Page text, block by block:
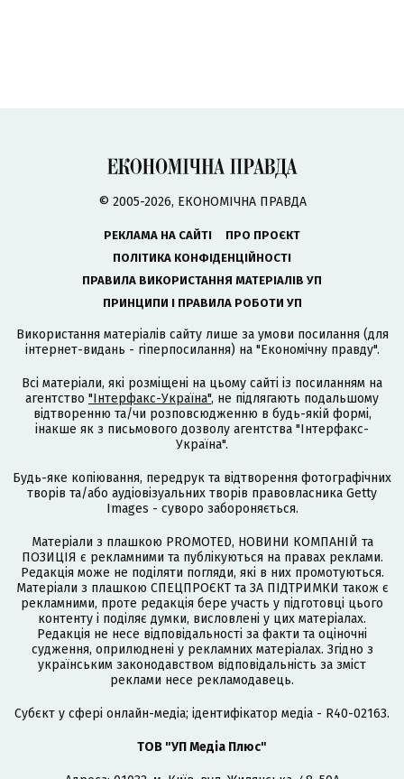
© 2005-2026, ЕКОНОМІЧНА ПРАВДА
РЕКЛАМА НА САЙТІ
ПРО ПРОЄКТ
ПОЛІТИКА КОНФІДЕНЦІЙНОСТІ
ПРАВИЛА ВИКОРИСТАННЯ МАТЕРІАЛІВ УП
ПРИНЦИПИ І ПРАВИЛА РОБОТИ УП
Використання матеріалів сайту лише за умови посилання (для
інтернет-видань - гіперпосилання) на "Економічну правду".
Всі матеріали, які розміщені на цьому сайті із посиланням на
агентство "Інтерфакс-Україна", не підлягають подальшому
відтворенню та/чи розповсюдженню в будь-якій формі,
інакше як з письмового дозволу агентства "Інтерфакс-
Україна".
Будь-яке копіювання, передрук та відтворення фотографічних
творів та/або аудіовізуальних творів правовласника Getty
Images - суворо забороняється.
Матеріали з плашкою PROMOTED, НОВИНИ КОМПАНІЙ та
ПОЗИЦІЯ є рекламними та публікуються на правах реклами.
Редакція може не поділяти погляди, які в них промотуються.
Матеріали з плашкою СПЕЦПРОЄКТ та ЗА ПІДТРИМКИ також є
рекламними, проте редакція бере участь у підготовці цього
контенту і поділяє думки, висловлені у цих матеріалах.
Редакція не несе відповідальності за факти та оціночні
судження, оприлюднені у рекламних матеріалах. Згідно з
українським законодавством відповідальність за зміст
реклами несе рекламодавець.
Cубєкт у сфері онлайн-медіа; ідентифікатор медіа - R40-02163.
ТОВ "УП Медіа Плюс"